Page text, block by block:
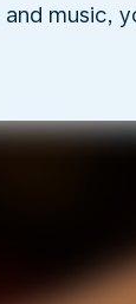
music,